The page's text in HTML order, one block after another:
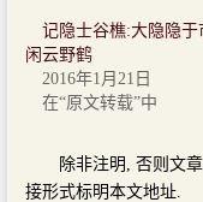
记隐士谷樵:大隐隐于
闲云野鹤
2016年1月21日
在“原文转载”中
除非注明, 否则文章
接形式标明本文地址.